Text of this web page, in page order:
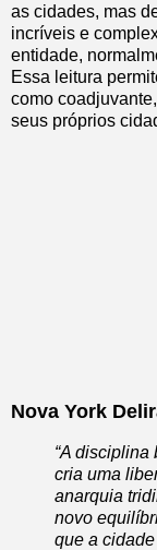
as cidades, mas
incríveis e
entidade,
Essa leitura
como
seus próprios
Nova York
“A
cria uma
anarquia
novo
que a